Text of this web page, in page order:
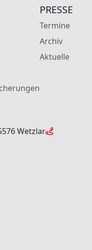
PRESSE
Termine
Archiv
Aktuelle
Wetzlar